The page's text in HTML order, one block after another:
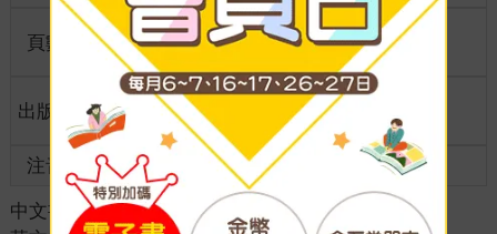
那如同流浪狗的女孩
如常的一天，天亮了，我便起身，開店。
頁數 256
商品規
21*14.8*1
出版地 台灣
適讀年
全齡適讀
注音 級別
中文書 ＞ 文學 ＞ 推理/犯罪小說
＞